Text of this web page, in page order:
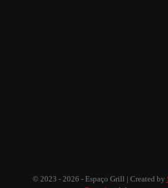
© 2023 - 2026 - Espaço Grill | Created by